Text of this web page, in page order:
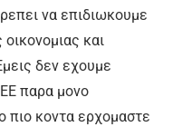
να επιδιωκουμε
και
δεν εχουμε
παρα μονο
πιο κοντα ερχομαστε